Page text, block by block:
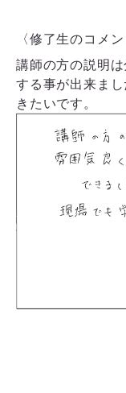
〈修了生のコメン
講師の方の説明
する事が出来ま
きたいです。